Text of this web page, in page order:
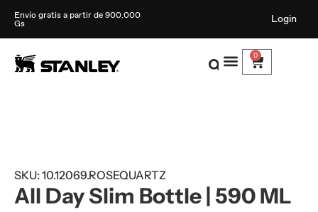
Envío gratis a partir de 900.000
Gs
Login
0
SKU: 10.12069.ROSEQUARTZ
All Day Slim Bottle | 590 ML